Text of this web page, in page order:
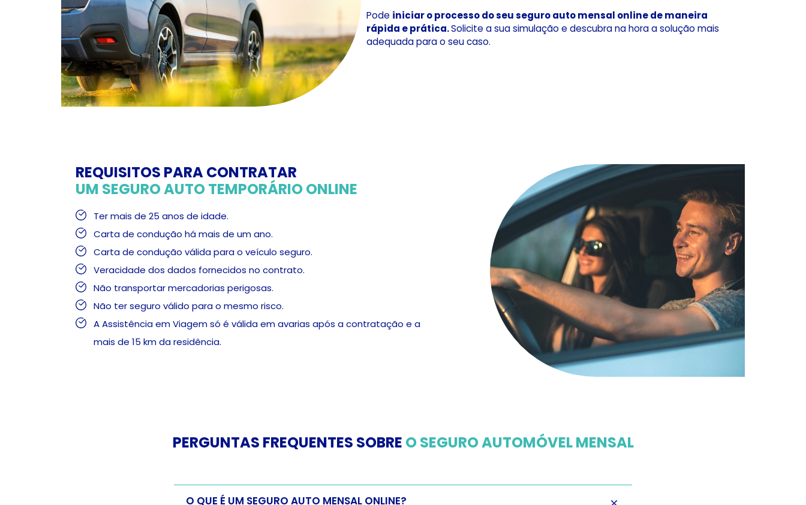
Pode iniciar o processo do seu seguro auto mensal online de maneira
rápida e prática.Solicite a sua simulação e descubra na hora a solução mais
adequada para o seu caso.
REQUISITOS PARA CONTRATAR
UM SEGURO AUTO TEMPORÁRIO ONLINE
Ter mais de 25 anos de idade.
Carta de condução há mais de um ano.
Carta de condução válida para o veículo seguro.
Veracidade dos dados fornecidos no contrato.
Não transportar mercadorias perigosas.
Não ter seguro válido para o mesmo risco.
A Assistência em Viagem só é válida em avarias após a contratação e a
mais de 15 km da residência.
PERGUNTAS FREQUENTES SOBRE O SEGURO AUTOMÓVEL MENSAL
O QUE É UM SEGURO AUTO MENSAL ONLINE?